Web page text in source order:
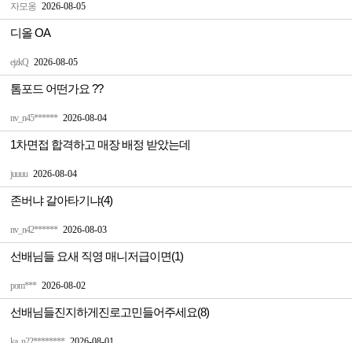
자모옹 2026-08-05
ejzkQ 2026-08-05
디올 OA
nv_n45****** 2026-08-04
톰포드 어떤가요 ??
juuuu 2026-08-04
1차면접 합격하고 매장 배정 받았는데
nv_n42****** 2026-08-03
존버냐 갈아타기냐(4)
pom*** 2026-08-02
선배님들 요새 직영 매니저급이면(1)
선배님들진지하게진로고민들어주세요(8)